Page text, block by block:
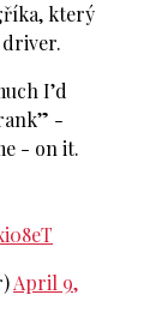
který
I’d
-
- on it.
April 9,